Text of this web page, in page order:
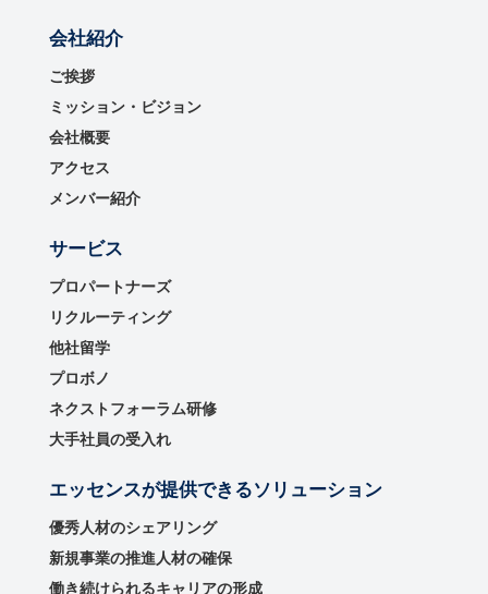
会社紹介
ご挨拶
ミッション・ビジョン
会社概要
アクセス
メンバー紹介
サービス
プロパートナーズ
リクルーティング
他社留学
プロボノ
ネクストフォーラム研修
大手社員の受入れ
エッセンスが提供できるソリューション
優秀⼈材のシェアリング
新規事業の推進⼈材の確保
働き続けられるキャリアの形成